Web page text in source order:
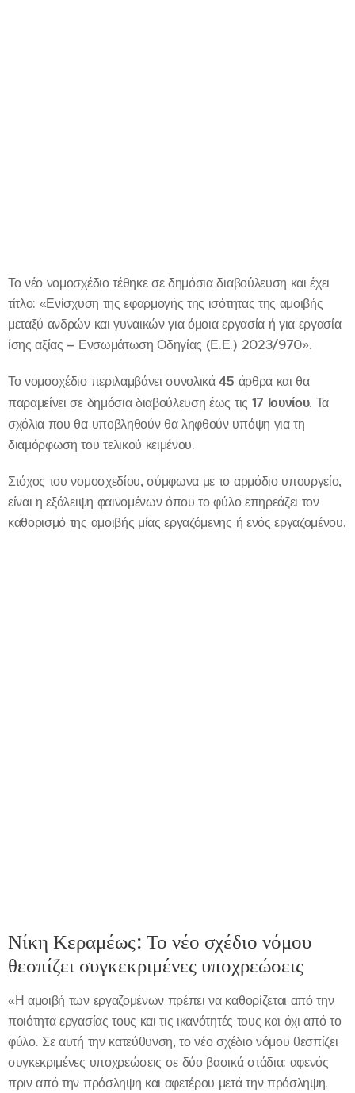
Το νέο νομοσχέδιο τέθηκε σε δημόσια διαβούλευση και έχει
τίτλο: «Ενίσχυση της εφαρμογής της ισότητας της αμοιβής
μεταξύ ανδρών και γυναικών για όμοια εργασία ή για εργασία
ίσης αξίας – Ενσωμάτωση Οδηγίας (Ε.Ε.) 2023/970».
Το νομοσχέδιο περιλαμβάνει συνολικά45 άρθρα και θα
παραμείνει σε δημόσια διαβούλευση έως τις 17 Ιουνίου. Τα
σχόλια που θα υποβληθούν θα ληφθούν υπόψη για τη
διαμόρφωση του τελικού κειμένου.
Στόχος του νομοσχεδίου, σύμφωνα με το αρμόδιο υπουργείο,
είναι η εξάλειψη φαινομένων όπου το φύλο επηρεάζει τον
καθορισμό της αμοιβής μίας εργαζόμενης ή ενός εργαζομένου.
Νίκη Κεραμέως: Το νέο σχέδιο νόμου
θεσπίζει συγκεκριμένες υποχρεώσεις
«Η αμοιβή των εργαζομένων πρέπει να καθορίζεται από την
ποιότητα εργασίας τους και τις ικανότητές τους και όχι από το
φύλο. Σε αυτή την κατεύθυνση, το νέο σχέδιο νόμου θεσπίζει
συγκεκριμένες υποχρεώσεις σε δύο βασικά στάδια: αφενός
πριν από την πρόσληψη και αφετέρου μετά την πρόσληψη.